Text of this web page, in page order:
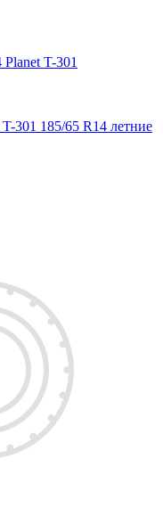
301 185/65 R14 летние